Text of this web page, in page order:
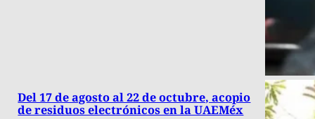
Del 17 de agosto al 22 de octubre, acopio
de residuos electrónicos en la UAEMéx